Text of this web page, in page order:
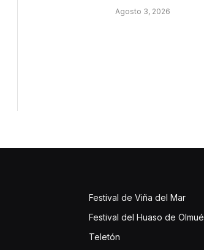
Agosto 3, 2026
Festival de Viña del Mar
Festival del Huaso de Olmué
Teletón